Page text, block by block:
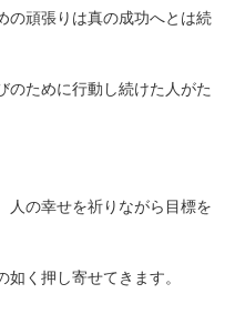
頑張りは真の成功へとは続
のために行動し続けた人がた
幸せを祈りながら目標を
く押し寄せてきます。